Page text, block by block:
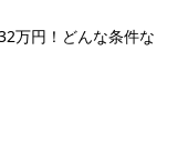
万円！どんな条件な